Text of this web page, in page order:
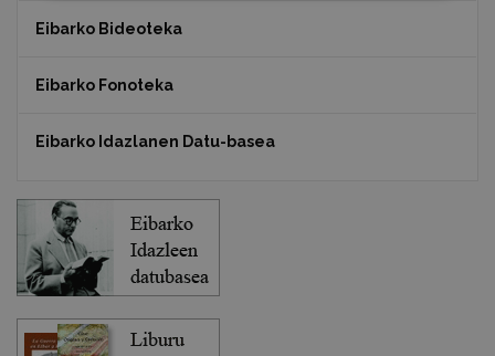
Eibarko Bideoteka
Eibarko Fonoteka
Eibarko Idazlanen Datu-basea